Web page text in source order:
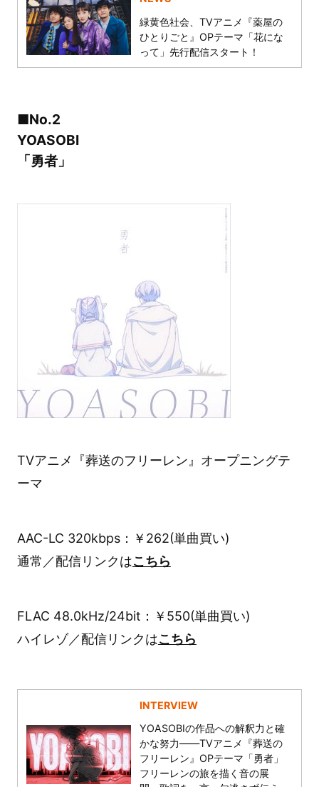
緑黄色社会、TVアニメ『薬屋の
ひとりごと』OPテーマ「花にな
って」先行配信スタート！
■No.2
YOASOBI
「勇者」
TVアニメ『葬送のフリーレン』オープニングテ
ーマ
AAC-LC 320kbps：￥262(単曲買い)
通常／配信リンクはこちら
FLAC 48.0kHz/24bit：￥550(単曲買い)
ハイレゾ／配信リンクはこちら
INTERVIEW
YOASOBIの作品への解釈力と確
かな努力――TVアニメ『葬送の
フリーレン』OPテーマ「勇者」
フリーレンの旅を描く音の展